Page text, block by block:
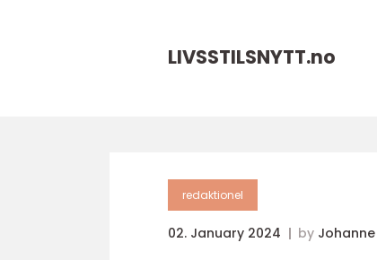
LIVSSTILSNYTT.no
redaktionel
02. January 2024 by